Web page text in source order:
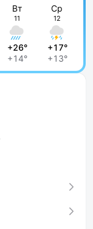
Вт
11
+26°
+14°
Ср
12
+17°
+13°